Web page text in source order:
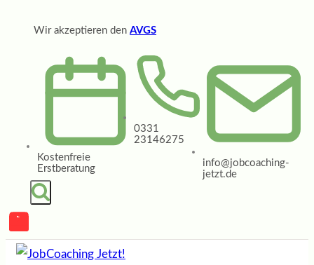
Wir akzeptieren den AVGS
Kostenfreie
Erstberatung
0331
23146275
info@jobcoaching-
jetzt.de